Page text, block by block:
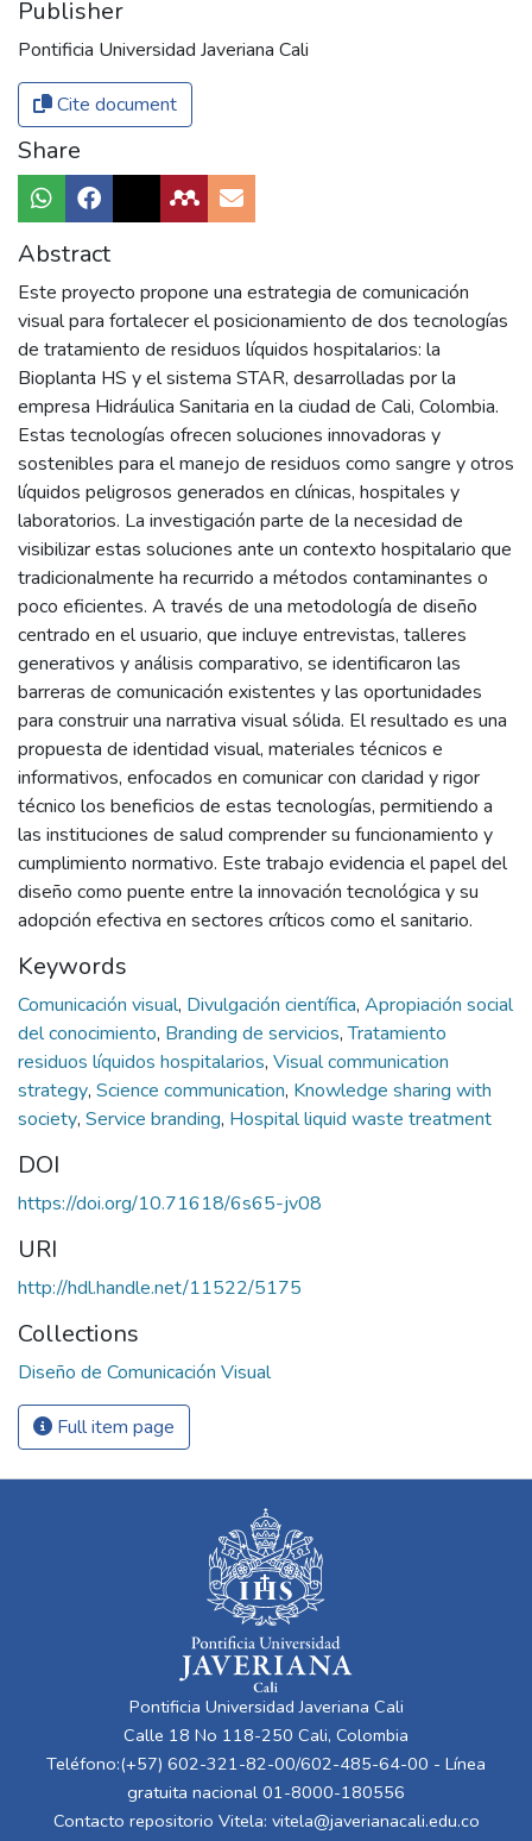
Publisher
Pontificia Universidad Javeriana Cali
Cite document
Share
Abstract
Este proyecto propone una estrategia de comunicación
visual para fortalecer el posicionamiento de dos tecnologías
de tratamiento de residuos líquidos hospitalarios: la
Bioplanta HS y el sistema STAR, desarrolladas por la
empresa Hidráulica Sanitaria en la ciudad de Cali, Colombia.
Estas tecnologías ofrecen soluciones innovadoras y
sostenibles para el manejo de residuos como sangre y otros
líquidos peligrosos generados en clínicas, hospitales y
laboratorios. La investigación parte de la necesidad de
visibilizar estas soluciones ante un contexto hospitalario que
tradicionalmente ha recurrido a métodos contaminantes o
poco eficientes. A través de una metodología de diseño
centrado en el usuario, que incluye entrevistas, talleres
generativos y análisis comparativo, se identificaron las
barreras de comunicación existentes y las oportunidades
para construir una narrativa visual sólida. El resultado es una
propuesta de identidad visual, materiales técnicos e
informativos, enfocados en comunicar con claridad y rigor
técnico los beneficios de estas tecnologías, permitiendo a
las instituciones de salud comprender su funcionamiento y
cumplimiento normativo. Este trabajo evidencia el papel del
diseño como puente entre la innovación tecnológica y su
adopción efectiva en sectores críticos como el sanitario.
Keywords
Comunicación visual, Divulgación científica, Apropiación social
del conocimiento, Branding de servicios,Tratamiento
residuos líquidos hospitalarios, Visual communication
strategy, Science communication, Knowledge sharing with
society, Service branding, Hospital liquid waste treatment
DOI
https://doi.org/10.71618/6s65-jv08
URI
http://hdl.handle.net/11522/5175
Collections
Diseño de Comunicación Visual
Full item page
Pontificia Universidad Javeriana Cali
Calle 18 No 118-250 Cali, Colombia
Teléfono:(+57) 602-321-82-00/602-485-64-00 - Línea
gratuita nacional 01-8000-180556
Contacto repositorio Vitela: vitela@javerianacali.edu.co